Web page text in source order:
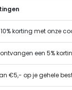
korting met onze
een 5%
€5,- op je gehele